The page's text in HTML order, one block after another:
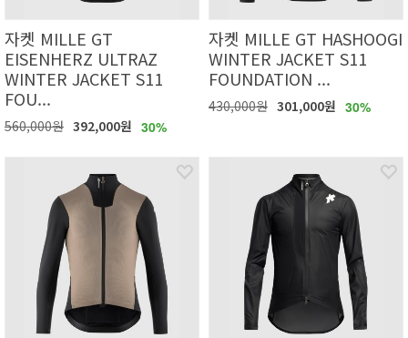
자켓 MILLE GT
EISENHERZ ULTRAZ
WINTER JACKET S11
FOU...
560,000원 392,000원 30%
자켓 MILLE GT HASHOOGI
WINTER JACKET S11
FOUNDATION ...
430,000원 301,000원 30%